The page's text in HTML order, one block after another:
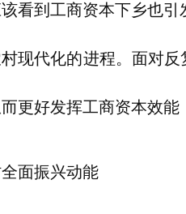
看到工商资本下乡也
现代化的进程。面对
更好发挥工商资本效
面振兴动能